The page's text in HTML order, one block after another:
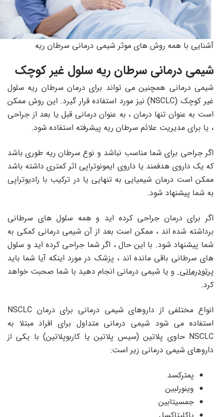
آشنایی با همه روش های موثر شیمی درمانی سرطان ریه
شیمی درمانی سرطان ریه سلول غیر کوچک
شیمی درمانی همچنین می تواند برای درمان سرطان ریه سلول
غیر کوچک (NSCLC) نیز مورد استفاده قرار گیرد. این روش ممکن
است به عنوان تنها درمان ، به عنوان درمانی قبل یا بعد از جراحی
، یا برای مدیریت علائم سرطان ریه پیشرفته استفاده شود.
اگر جراحی برای شما مناسب نباشد و نوع سرطان ریه طوری باشد
که یک داروی هدفمند یا داروی ایمونوتراپی اثر کمتری داشته باشد
ممکن است درمان شیمیایی به تنهایی یا در ترکیب با رادیوتراپی
به شما پیشنهاد شود.
اگر برای درمان جراحی کرده اید و همه سلول های سرطانی
برداشته شده اند ، ممکن است بعد از آن شیمی درمانی کمکی به
شما پیشنهاد شود. با این حال ، اگر شما جراحی کرده اید و سلول
های سرطانی باقی مانده اند ، پزشک در مورد اینکه آیا شما باید
پرتودرمانی و یا شیمی درمانی انجام دهید با شما صحبت خواهد
کرد.
انواع مختلفی از داروهای شیمی درمانی برای درمان NSCLC
استفاده می شود شیمی درمانی متداول برای افراد مبتلا به
NSCLC حاوی پلاتین (سیس پلاتین یا کاربوپلاتین) با یکی از
داروهای شیمی درمانی زیر است:
پمترکسد
وینورلبین
جمسیتابین